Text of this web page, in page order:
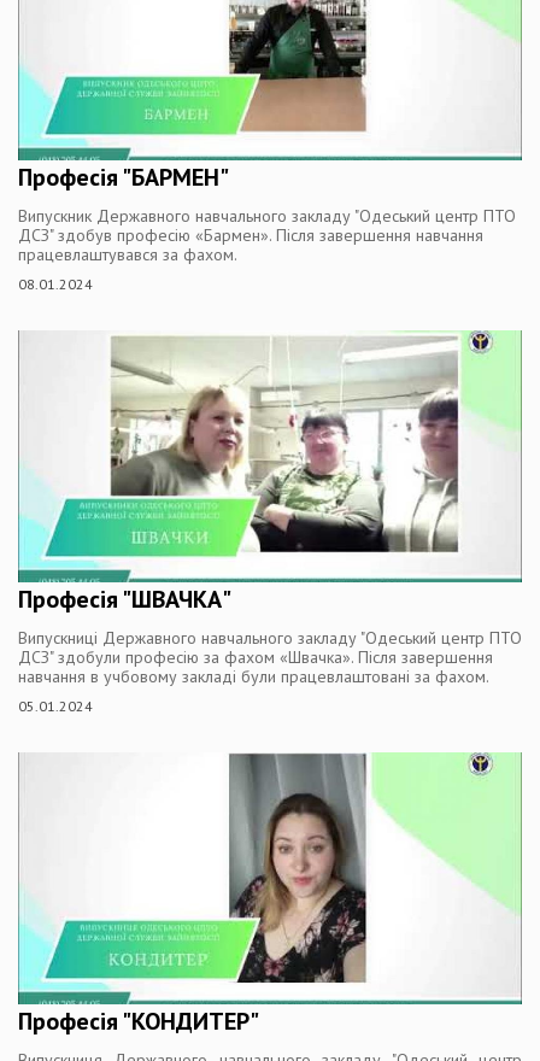
Професія "БАРМЕН"
Випускник Державного навчального закладу "Одеський центр ПТО
ДСЗ" здобув професію «Бармен». Після завершення навчання
працевлаштувався за фахом.
08.01.2024
Професія "ШВАЧКА"
Випускниці Державного навчального закладу "Одеський центр ПТО
ДСЗ" здобули професію за фахом «Швачка». Після завершення
навчання в учбовому закладі були працевлаштовані за фахом.
05.01.2024
Професія "КОНДИТЕР"